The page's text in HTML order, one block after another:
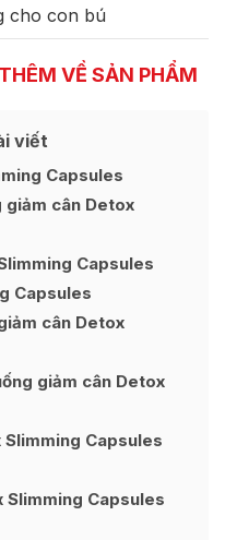
cho con bú
VỀ SẢN PHẨM
viết
Ẩn
Capsules
giảm cân Detox
Capsules
Capsules
cân Detox
giảm cân Detox
Capsules
Slimming Capsules